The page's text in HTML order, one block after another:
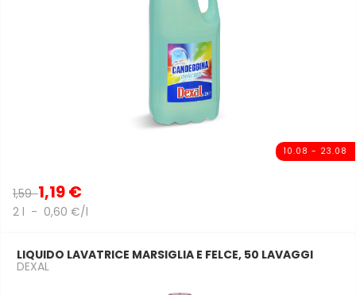
10.08 - 23.08
1,591,19 €
2 l - 0,60 €/l
LIQUIDO LAVATRICE MARSIGLIA E FELCE, 50 LAVAGGI
DEXAL